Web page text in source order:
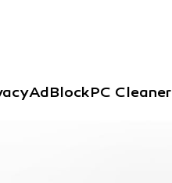
AdBlockPC Cleaner